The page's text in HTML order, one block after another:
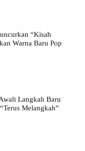
“Kisah
Warna Baru Pop
Langkah Baru
Melangkah”